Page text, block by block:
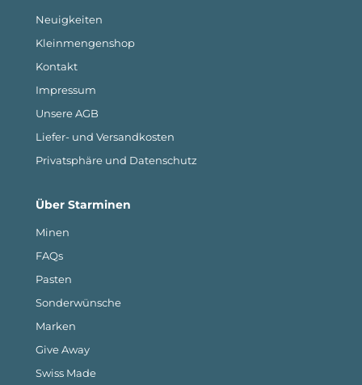
Neuigkeiten
Kleinmengenshop
Kontakt
Impressum
Unsere AGB
Liefer- und Versandkosten
Privatsphäre und Datenschutz
Über Starminen
Minen
FAQs
Pasten
Sonderwünsche
Marken
Give Away
Swiss Made